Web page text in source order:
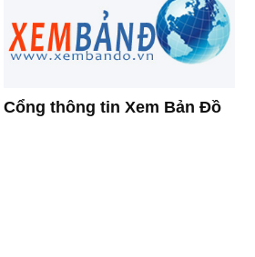
Cổng thông tin Xem Bản Đồ